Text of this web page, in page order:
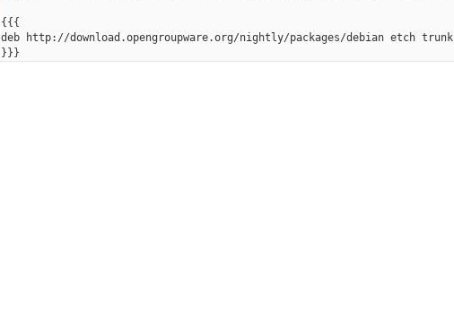
{{{
deb http://download.opengroupware.org/nightly/packages/debian etch trunk
}}}